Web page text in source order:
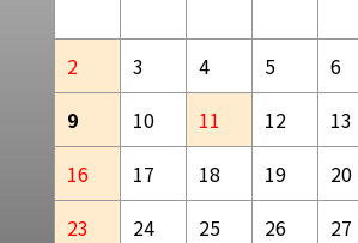
2
3 4 5 6
9
10 11 12 13
16
17 18 19 20
23
24 25 26 27